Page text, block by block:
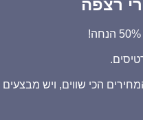
רצפה
הכי שווים, ויש מבצעים